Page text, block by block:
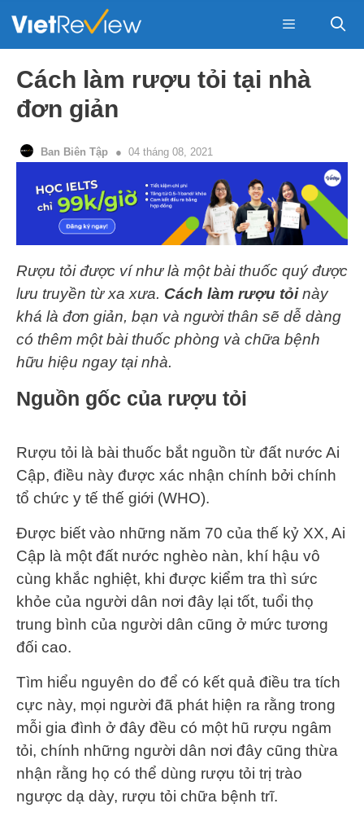
Menu
Cách làm rượu tỏi tại nhà
đơn giản
Ban Biên Tập 04 tháng 08, 2021
Rượu tỏi được ví như là một bài thuốc quý được
lưu truyền từ xa xưa. Cách làm rượu tỏinày
khá là đơn giản, bạn và người thân sẽ dễ dàng
có thêm một bài thuốc phòng và chữa bệnh
hữu hiệu ngay tại nhà.
Nguồn gốc của rượu tỏi
Rượu tỏi là bài thuốc bắt nguồn từ đất nước Ai
Cập, điều này được xác nhận chính bởi chính
tổ chức y tế thế giới (WHO).
Được biết vào những năm 70 của thế kỷ XX, Ai
Cập là một đất nước nghèo nàn, khí hậu vô
cùng khắc nghiệt, khi được kiểm tra thì sức
khỏe của người dân nơi đây lại tốt, tuổi thọ
trung bình của người dân cũng ở mức tương
đối cao.
Tìm hiểu nguyên do để có kết quả điều tra tích
cực này, mọi người đã phát hiện ra rằng trong
mỗi gia đình ở đây đều có một hũ rượu ngâm
tỏi, chính những người dân nơi đây cũng thừa
nhận rằng họ có thể dùng rượu tỏi trị trào
ngược dạ dày, rượu tỏi chữa bệnh trĩ.